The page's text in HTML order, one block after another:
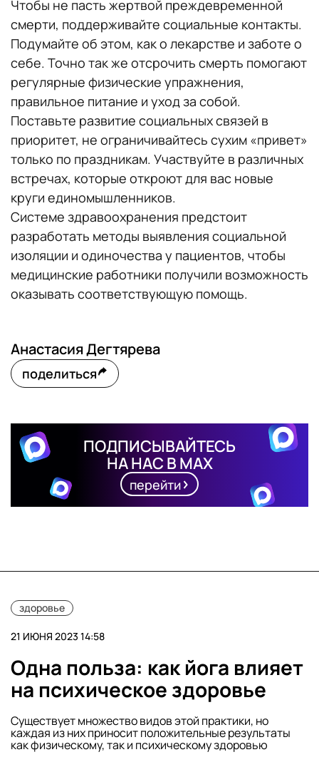
Чтобы не пасть жертвой преждевременной
смерти, поддерживайте социальные контакты.
Подумайте об этом, как о лекарстве и заботе о
себе. Точно так же отсрочить смерть помогают
регулярные физические упражнения,
правильное питание и уход за собой.
Поставьте развитие социальных связей в
приоритет, не ограничивайтесь сухим «привет»
только по праздникам. Участвуйте в различных
встречах, которые откроют для вас новые
круги единомышленников.
Системе здравоохранения предстоит
разработать методы выявления социальной
изоляции и одиночества у пациентов, чтобы
медицинские работники получили возможность
оказывать соответствующую помощь.
Анастасия Дегтярева
поделиться
ПОДПИСЫВАЙТЕСЬ
НА НАС В MAX
перейти
здоровье
21 ИЮНЯ 2023 14:58
Одна польза: как йога влияет
на психическое здоровье
Существует множество видов этой практики, но
каждая из них приносит положительные результаты
как физическому, так и психическому здоровью